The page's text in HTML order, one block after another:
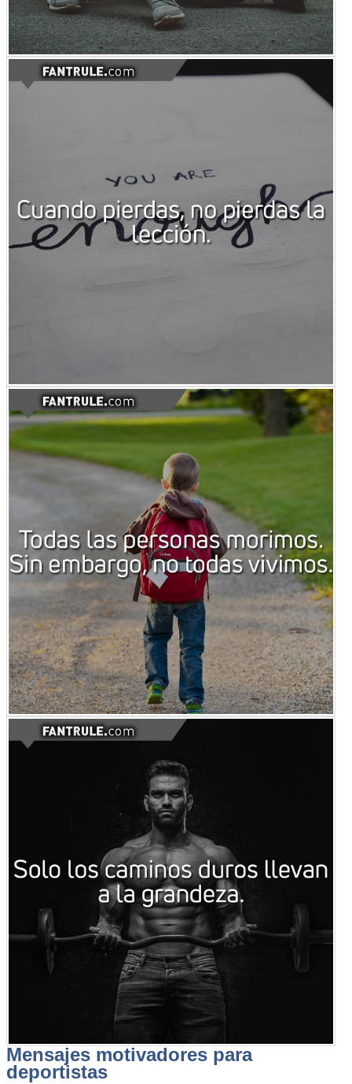
Mensajes motivadores para
deportistas